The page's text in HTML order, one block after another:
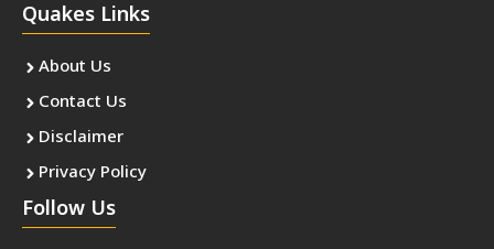
Quakes Links
About Us
Contact Us
Disclaimer
Privacy Policy
Follow Us